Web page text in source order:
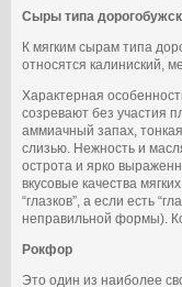
Сыры типа
К мягким сырам типа
относятся калиниский,
Характерная
созревают без участия
аммиачный запах,
слизью. Нежность и
острота и ярко
вкусовые качества
“глазков”, а если есть
неправильной формы).
Рокфор
Это один из наиболее